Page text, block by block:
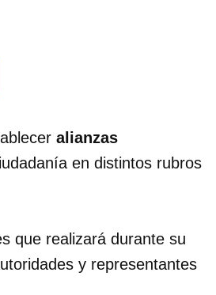
alianzas
en distintos rubros
que realizará durante su
y representantes